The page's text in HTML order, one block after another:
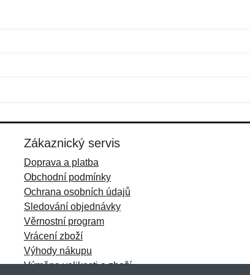
Zákaznický servis
Doprava a platba
Obchodní podmínky
Ochrana osobních údajů
Sledování objednávky
Věrnostní program
Vrácení zboží
Výhody nákupu
Výměna velikosti a zboží